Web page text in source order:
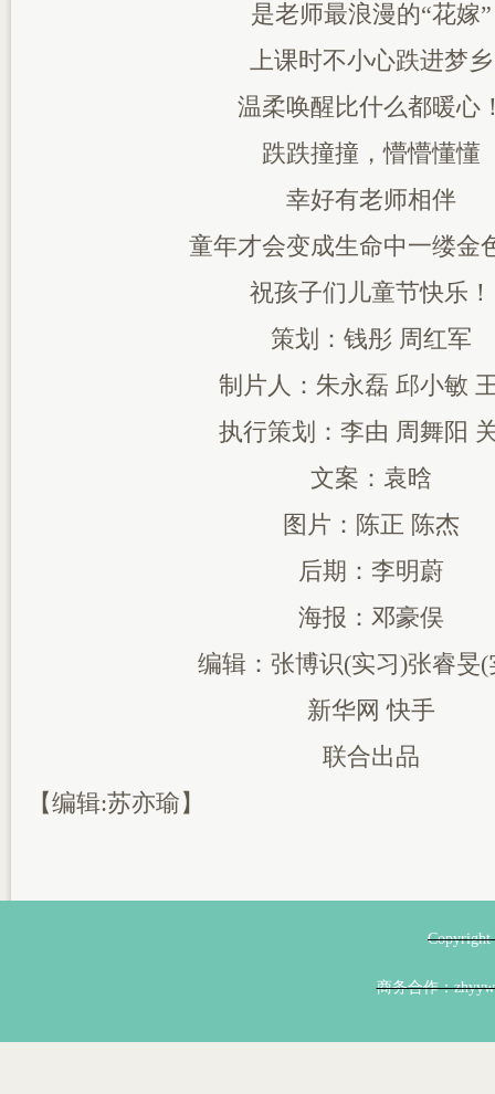
是老师最浪漫的“花嫁”
上课时不小心跌进梦乡
温柔唤醒比什么都暖心
跌跌撞撞，懵懵懂懂
幸好有老师相伴
童年才会变成生命中一缕金
祝孩子们儿童节快乐！
策划：钱彤 周红军
制片人：朱永磊 邱小敏
执行策划：李由 周舞阳
文案：袁晗
图片：陈正 陈杰
后期：李明蔚
海报：邓豪俣
编辑：张博识(实习)张睿旻(
新华网 快手
联合出品
【编辑:苏亦瑜】
商务合作：